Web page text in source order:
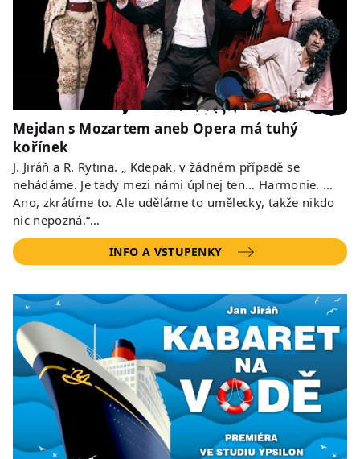
Mejdan s Mozartem aneb Opera má tuhý
kořínek
J. Jiráň a R. Rytina. „ Kdepak, v žádném případě se
nehádáme. Je tady mezi námi úplnej ten… Harmonie. …
Ano, zkrátíme to. Ale uděláme to umělecky, takže nikdo
nic nepozná.“…
INFO A VSTUPENKY